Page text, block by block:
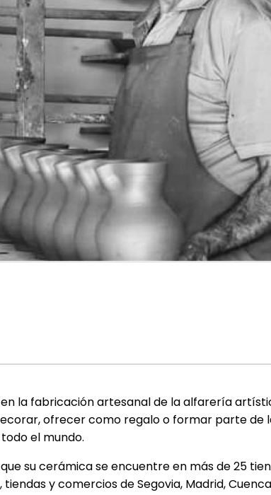
la fabricación artesanal de la alfarería
ofrecer como regalo o formar parte de
el mundo.
su cerámica se encuentre en más de 25
y comercios de Segovia, Madrid,